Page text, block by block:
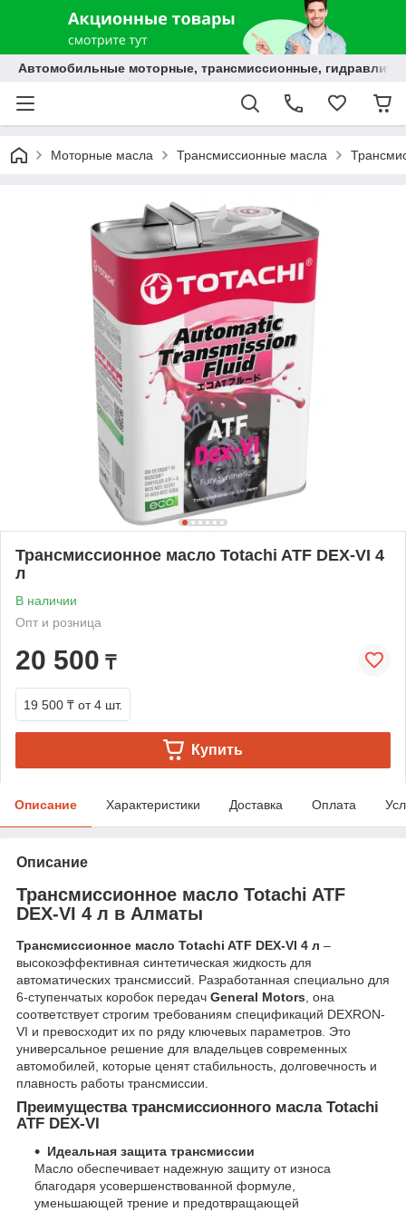
Автомобильные моторные, трансмиссионные,
Моторные масла Трансмиссионные масла
Трансмиссионное масло Totachi ATF DEX-VI 4
л
В наличии
Опт и розница
20 500 ₸
19 500 ₸ от 4 шт.
Купить
Описание Характеристики Доставка Оплата
Описание
Трансмиссионное масло Totachi ATF
DEX-VI 4 л в Алматы
Трансмиссионное масло Totachi ATF DEX-VI 4 л –
высокоэффективная синтетическая жидкость для
автоматических трансмиссий. Разработанная специально для
6-ступенчатых коробок передач General Motors, она
соответствует строгим требованиям спецификаций DEXRON-
VI и превосходит их по ряду ключевых параметров. Это
универсальное решение для владельцев современных
автомобилей, которые ценят стабильность, долговечность и
плавность работы трансмиссии.
Преимущества трансмиссионного масла Totachi
ATF DEX-VI
Идеальная защита трансмиссии
Масло обеспечивает надежную защиту от износа
благодаря усовершенствованной формуле,
уменьшающей трение и предотвращающей